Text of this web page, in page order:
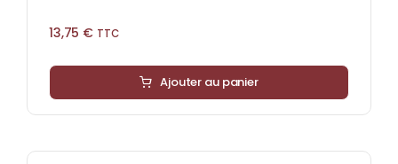
13,75 € TTC
Ajouter au panier